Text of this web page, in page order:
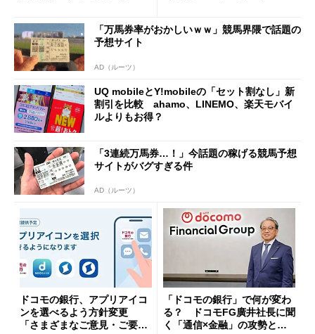
「万馬券率がおかしいｗｗ」競馬界隈で話題の
予想サイト
AD（ルーツ）
UQ mobileとY!mobileの「セット割なし」新
割引を比較 ahamo、LINEMO、楽天モバイ
ルよりもお得？
「3連続万馬券…！」今話題の稼げる競馬予想
サイトがバグすぎる件
AD（ルーツ）
ドコモの銀行、アプリアイコ
ンを選べるよう方針変更
「さまざまなご意見・ご要望
「ドコモの銀行」で何が変わ
る？ ドコモFG廣井社長に聞
く「通信×金融」の攻勢とグ